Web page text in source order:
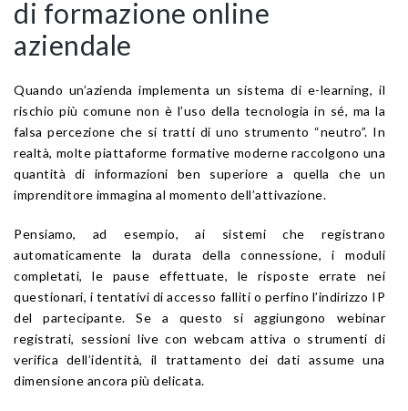
di formazione online
aziendale
Quando un’azienda implementa un sistema di e-learning, il
rischio più comune non è l’uso della tecnologia in sé, ma la
falsa percezione che si tratti di uno strumento “neutro”. In
realtà, molte piattaforme formative moderne raccolgono una
quantità di informazioni ben superiore a quella che un
imprenditore immagina al momento dell’attivazione.
Pensiamo, ad esempio, ai sistemi che registrano
automaticamente la durata della connessione, i moduli
completati, le pause effettuate, le risposte errate nei
questionari, i tentativi di accesso falliti o perfino l’indirizzo IP
del partecipante. Se a questo si aggiungono webinar
registrati, sessioni live con webcam attiva o strumenti di
verifica dell’identità, il trattamento dei dati assume una
dimensione ancora più delicata.